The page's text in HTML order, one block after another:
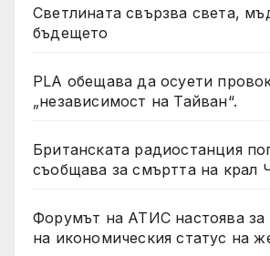
Светлината свързва света,
бъдещето
PLA обещава да осуети
„независимост на Тайван“.
Британската радиостанция
съобщава за смъртта на крал
Форумът на АТИС настоява за
на икономическия статус на